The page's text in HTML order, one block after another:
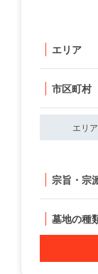
エリア
市区町村
エリ
宗旨・宗
墓地の種